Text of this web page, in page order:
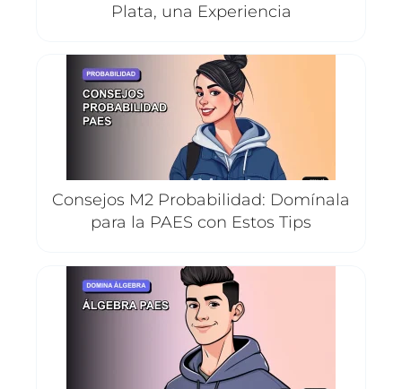
Plata, una Experiencia
Consejos M2 Probabilidad: Domínala
para la PAES con Estos Tips